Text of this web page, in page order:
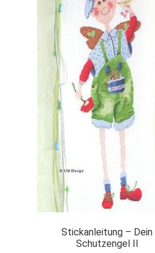
Stickanleitung – Dein
Schutzengel II